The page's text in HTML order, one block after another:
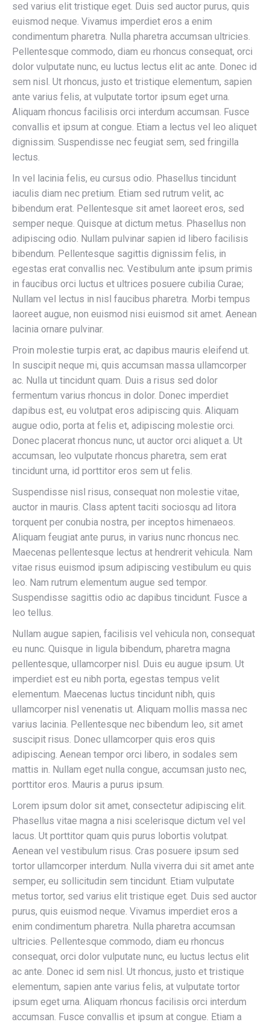
sed varius elit tristique eget. Duis sed auctor purus, quis
euismod neque. Vivamus imperdiet eros a enim
condimentum pharetra. Nulla pharetra accumsan ultricies.
Pellentesque commodo, diam eu rhoncus consequat, orci
dolor vulputate nunc, eu luctus lectus elit ac ante. Donec id
sem nisl. Ut rhoncus, justo et tristique elementum, sapien
ante varius felis, at vulputate tortor ipsum eget urna.
Aliquam rhoncus facilisis orci interdum accumsan. Fusce
convallis et ipsum at congue. Etiam a lectus vel leo aliquet
dignissim. Suspendisse nec feugiat sem, sed fringilla
lectus.
In vel lacinia felis, eu cursus odio. Phasellus tincidunt
iaculis diam nec pretium. Etiam sed rutrum velit, ac
bibendum erat. Pellentesque sit amet laoreet eros, sed
semper neque. Quisque at dictum metus. Phasellus non
adipiscing odio. Nullam pulvinar sapien id libero facilisis
bibendum. Pellentesque sagittis dignissim felis, in
egestas erat convallis nec. Vestibulum ante ipsum primis
in faucibus orci luctus et ultrices posuere cubilia Curae;
Nullam vel lectus in nisl faucibus pharetra. Morbi tempus
laoreet augue, non euismod nisi euismod sit amet. Aenean
lacinia ornare pulvinar.
Proin molestie turpis erat, ac dapibus mauris eleifend ut.
In suscipit neque mi, quis accumsan massa ullamcorper
ac. Nulla ut tincidunt quam. Duis a risus sed dolor
fermentum varius rhoncus in dolor. Donec imperdiet
dapibus est, eu volutpat eros adipiscing quis. Aliquam
augue odio, porta at felis et, adipiscing molestie orci.
Donec placerat rhoncus nunc, ut auctor orci aliquet a. Ut
accumsan, leo vulputate rhoncus pharetra, sem erat
tincidunt urna, id porttitor eros sem ut felis.
Suspendisse nisl risus, consequat non molestie vitae,
auctor in mauris. Class aptent taciti sociosqu ad litora
torquent per conubia nostra, per inceptos himenaeos.
Aliquam feugiat ante purus, in varius nunc rhoncus nec.
Maecenas pellentesque lectus at hendrerit vehicula. Nam
vitae risus euismod ipsum adipiscing vestibulum eu quis
leo. Nam rutrum elementum augue sed tempor.
Suspendisse sagittis odio ac dapibus tincidunt. Fusce a
leo tellus.
Nullam augue sapien, facilisis vel vehicula non, consequat
eu nunc. Quisque in ligula bibendum, pharetra magna
pellentesque, ullamcorper nisl. Duis eu augue ipsum. Ut
imperdiet est eu nibh porta, egestas tempus velit
elementum. Maecenas luctus tincidunt nibh, quis
ullamcorper nisl venenatis ut. Aliquam mollis massa nec
varius lacinia. Pellentesque nec bibendum leo, sit amet
suscipit risus. Donec ullamcorper quis eros quis
adipiscing. Aenean tempor orci libero, in sodales sem
mattis in. Nullam eget nulla congue, accumsan justo nec,
porttitor eros. Mauris a purus ipsum.
Lorem ipsum dolor sit amet, consectetur adipiscing elit.
Phasellus vitae magna a nisi scelerisque dictum vel vel
lacus. Ut porttitor quam quis purus lobortis volutpat.
Aenean vel vestibulum risus. Cras posuere ipsum sed
tortor ullamcorper interdum. Nulla viverra dui sit amet ante
semper, eu sollicitudin sem tincidunt. Etiam vulputate
metus tortor, sed varius elit tristique eget. Duis sed auctor
purus, quis euismod neque. Vivamus imperdiet eros a
enim condimentum pharetra. Nulla pharetra accumsan
ultricies. Pellentesque commodo, diam eu rhoncus
consequat, orci dolor vulputate nunc, eu luctus lectus elit
ac ante. Donec id sem nisl. Ut rhoncus, justo et tristique
elementum, sapien ante varius felis, at vulputate tortor
ipsum eget urna. Aliquam rhoncus facilisis orci interdum
accumsan. Fusce convallis et ipsum at congue. Etiam a